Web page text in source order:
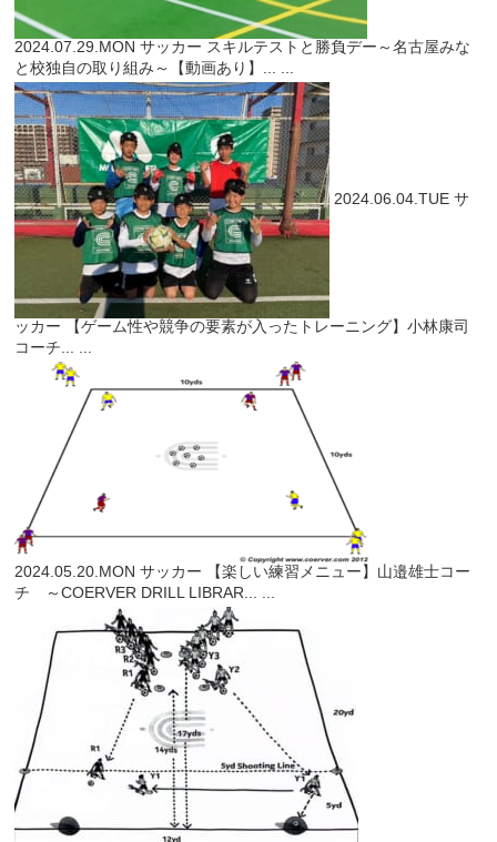
2024.07.29.MON サッカー スキルテストと勝負デー～名古屋みな
と校独自の取り組み～【動画あり】... ...
2024.06.04.TUE サ
ッカー
【ゲーム性や競争の要素が入ったトレーニング】小林康司
コーチ... ...
2024.05.20.MON サッカー
【楽しい練習メニュー】山邉雄士コー
チ ～COERVER DRILL LIBRAR... ...